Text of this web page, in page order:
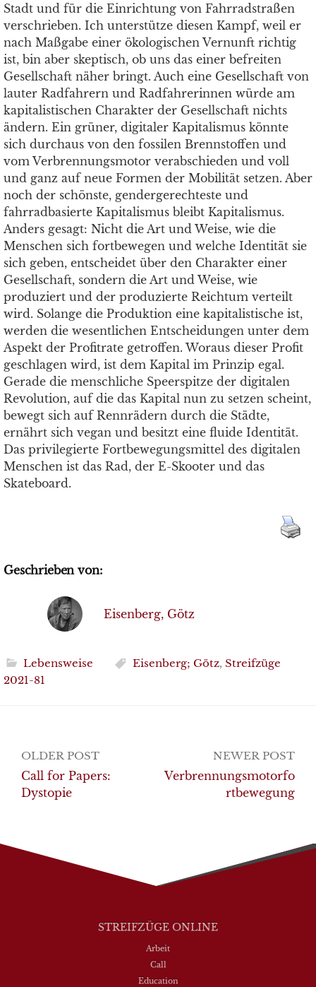
Stadt und für die Einrichtung von Fahrradstraßen
verschrieben. Ich unterstütze diesen Kampf, weil er
nach Maßgabe einer ökologischen Vernunft richtig
ist, bin aber skeptisch, ob uns das einer befreiten
Gesellschaft näher bringt. Auch eine Gesellschaft von
lauter Radfahrern und Radfahrerinnen würde am
kapitalistischen Charakter der Gesellschaft nichts
ändern. Ein grüner, digitaler Kapitalismus könnte
sich durchaus von den fossilen Brennstoffen und
vom Verbrennungsmotor verabschieden und voll
und ganz auf neue Formen der Mobilität setzen. Aber
noch der schönste, gendergerechteste und
fahrradbasierte Kapitalismus bleibt Kapitalismus.
Anders gesagt: Nicht die Art und Weise, wie die
Menschen sich fortbewegen und welche Identität sie
sich geben, entscheidet über den Charakter einer
Gesellschaft, sondern die Art und Weise, wie
produziert und der produzierte Reichtum verteilt
wird. Solange die Produktion eine kapitalistische ist,
werden die wesentlichen Entscheidungen unter dem
Aspekt der Profitrate getroffen. Woraus dieser Profit
geschlagen wird, ist dem Kapital im Prinzip egal.
Gerade die menschliche Speerspitze der digitalen
Revolution, auf die das Kapital nun zu setzen scheint,
bewegt sich auf Rennrädern durch die Städte,
ernährt sich vegan und besitzt eine fluide Identität.
Das privilegierte Fortbewegungsmittel des digitalen
Menschen ist das Rad, der E-Skooter und das
Skateboard.
Geschrieben von:
Eisenberg, Götz
Lebensweise Eisenberg; Götz, Streifzüge
2021-81
Post
navigation
OLDER POST
Call for Papers:
Dystopie
NEWER POST
Verbrennungsmotorfo
rtbewegung
STREIFZÜGE ONLINE
Arbeit
Call
Education